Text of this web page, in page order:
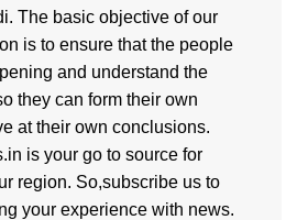
The basic objective of our
is to ensure that the people
and understand the
they can form their own
at their own conclusions.
is your go to source for
region. So,subscribe us to
your experience with news.